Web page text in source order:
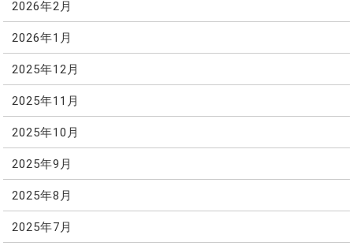
2026年2月
2026年1月
2025年12月
2025年11月
2025年10月
2025年9月
2025年8月
2025年7月